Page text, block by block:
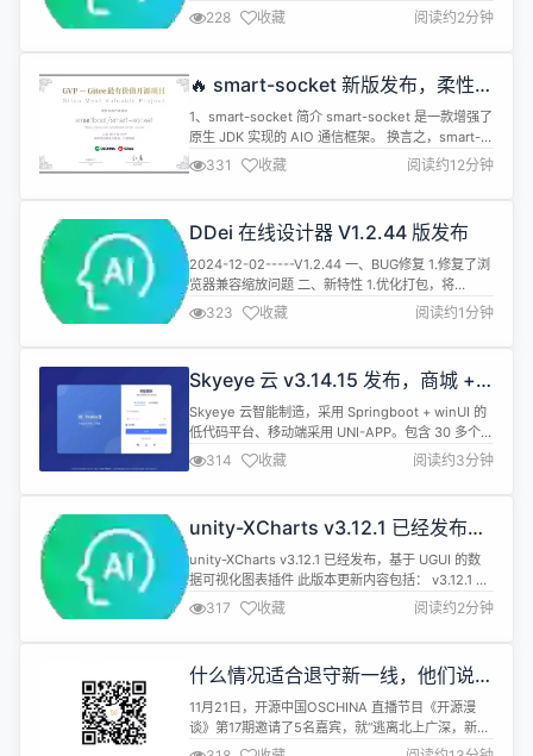
快开平台进行核心功能的对齐，因此后续版本中的功
能基本源于此目标。 最新支持 生成器，升级客户端
支持 SQL Server 和更高版本的 MySQL。 工作流，
表达式配置和表达式解析执行任务。 工作流，支持连
续会签。...
228 收藏 阅读约2分钟
🔥 smart-socket 新版发布，柔性内
存池方案
1、smart-socket 简介 smart-socket 是一款增强了
原生 JDK 实现的 AIO 通信框架。 换言之，smart-
socket 100% 遵循 JDK 对于 AIO 接口规范的定义，
只是重新提供了一套代码实现。 使其有着相较 JDK
官方 AIO ： 更高的通信性能 更少的资源开销 更稳定
331 收藏 阅读约12分钟
DDei 在线设计器 V1.2.44 版发布
2024-12-02-----V1.2.44​ 一、BUG修复​ 1.修复了浏
览器兼容缩放问题​ 二、新特性​ 1.优化打包，将
lodash、three变为按需引入，基础框架以后只有一
个依赖包.​ 2.增加画布改变回调函数​ 三、ddei-flow-
1.0.1插件更新​ 1.新特性​ 1).Figma、即时设计、Pixso
323 收藏 阅读约1分钟
Skyeye 云 v3.14.15 发布，商城 +
文档系统 + 门户
Skyeye 云智能制造，采用 Springboot + winUI 的
低代码平台、移动端采用 UNI-APP。包含 30 多个应
用模块、50 多种电子流程，CRM、PM、ERP、
MES、ADM、EHR、笔记、知识库、项目、门店、
商城、财务、多班次考勤、薪资、招聘、云售后、论
全面管理，实现智能制造行业一体化管理。...
314 收藏 阅读约3分钟
unity-XCharts v3.12.1 已经发布，
基于 UGUI 的数据可视化图表插件
unity-XCharts v3.12.1 已经发布，基于 UGUI 的数
据可视化图表插件 此版本更新内容包括： v3.12.1 版
本要点： 完善官网文档的中英文支持 优化折线图数
据密集时的绘制效果 其他问题修复 日志详情：
(2024.12.01) 发布v3.12.1版本 (2024.11.30) 修复
的...
317 收藏 阅读约2分钟
什么情况适合退守新一线，他们说了
真话
11月21日，开源中国OSCHINA 直播节目《开源漫
谈》第17期邀请了5名嘉宾，就“逃离北上广深，新一
线是不是最好的去处”这一话题展开探讨，既聊到了